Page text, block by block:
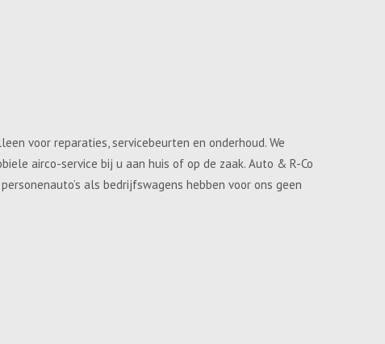
voor reparaties, servicebeurten en onderhoud. We
airco-service bij u aan huis of op de zaak. Auto & R-Co
als bedrijfswagens hebben voor ons geen